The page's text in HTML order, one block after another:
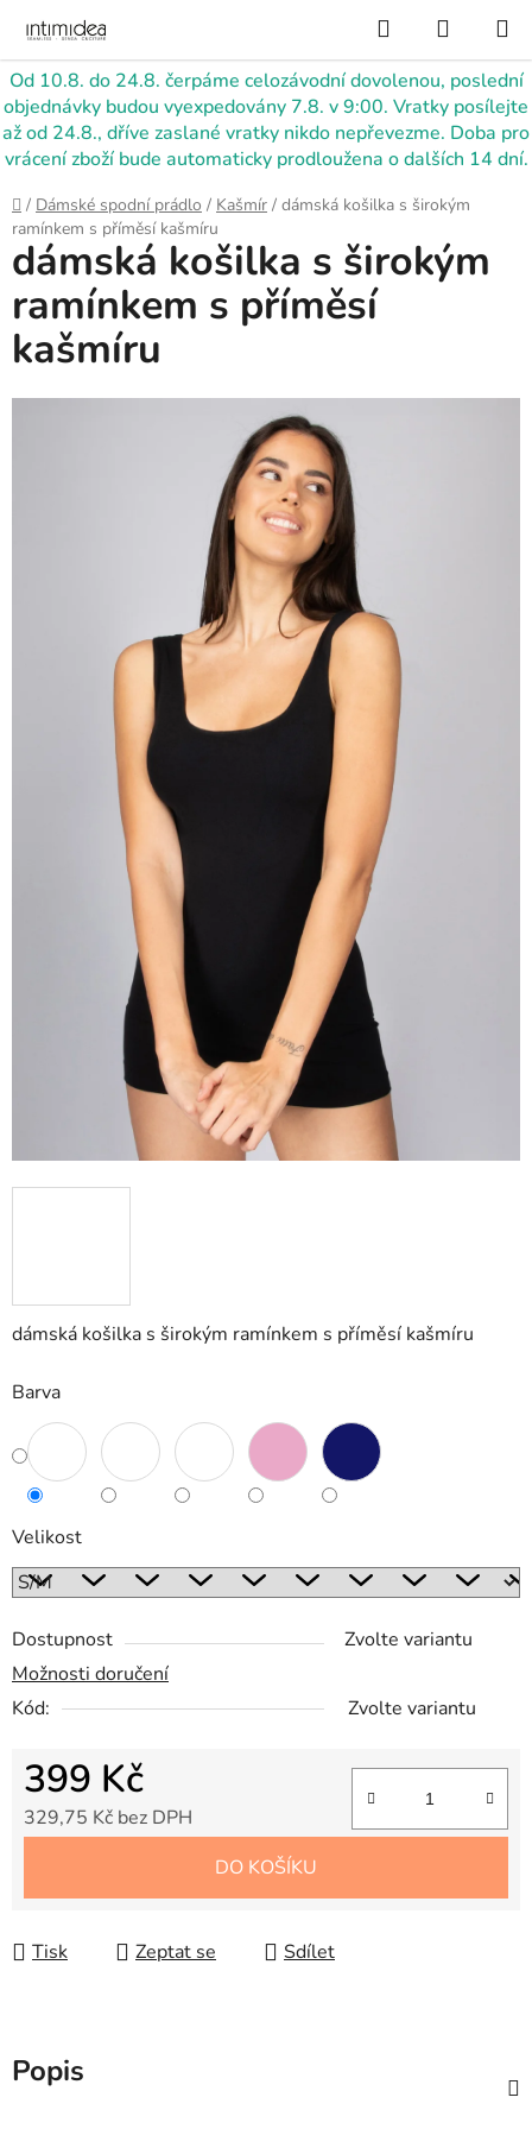
obsah
Od 10.8. do 24.8. čerpáme celozávodní dovolenou, poslední
objednávky budou vyexpedovány 7.8. v 9:00. Vratky posílejte
až od 24.8., dříve zaslané vratky nikdo nepřevezme. Doba pro
vrácení zboží bude automaticky prodloužena o dalších 14 dní.
Hledat
KOŠÍK
Domů
/ Dámské spodní prádlo / Kašmír / dámská košilka s širokým
ramínkem s příměsí kašmíru
dámská košilka s širokým ramínkem s příměsí kašmíru
Barva
Velikost
Dostupnost
Zvolte variantu
Možnosti doručení
Kód:
Zvolte variantu
399 Kč
329,75 Kč bez DPH
DO KOŠÍKU
Tisk Zeptat se Sdílet
dámská košilka s širokým
ramínkem s příměsí
kašmíru
Popis